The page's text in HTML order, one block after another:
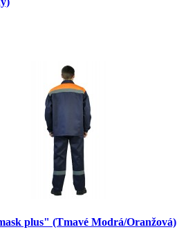
plus" (Tmavé Modrá/Oranžová)